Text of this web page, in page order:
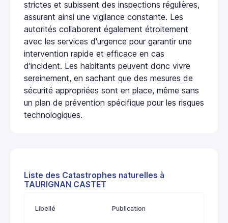
strictes et subissent des inspections régulières,
assurant ainsi une vigilance constante. Les
autorités collaborent également étroitement
avec les services d'urgence pour garantir une
intervention rapide et efficace en cas
d'incident. Les habitants peuvent donc vivre
sereinement, en sachant que des mesures de
sécurité appropriées sont en place, même sans
un plan de prévention spécifique pour les risques
technologiques.
Liste des Catastrophes naturelles à
TAURIGNAN CASTET
Libellé Publication